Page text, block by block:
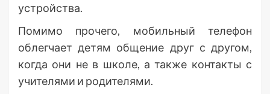
устройства.
Помимо прочего, мобильный телефон
облегчает детям общение друг с другом,
когда они не в школе, а также контакты с
учителями и родителями.